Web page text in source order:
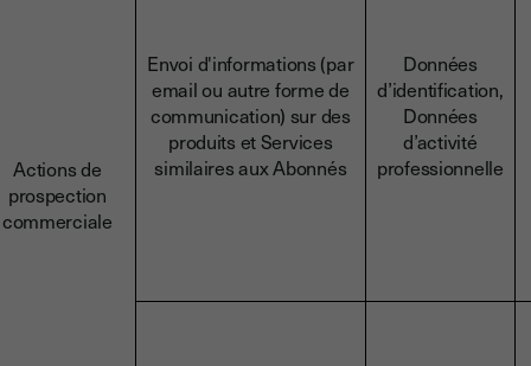
Actions de
prospection
commerciale
Envoi d'informations (par
email ou autre forme de
communication) sur des
produits et Services
similaires aux Abonnés
Données
d’identification,
Données
d’activité
professionnelle